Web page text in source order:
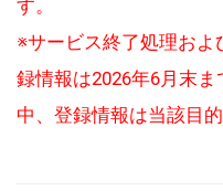
す。
※サービス終了処理お
録情報は2026年6月末
中、登録情報は当該目